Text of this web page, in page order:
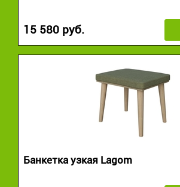
15 580 руб.
Банкетка узкая Lagom